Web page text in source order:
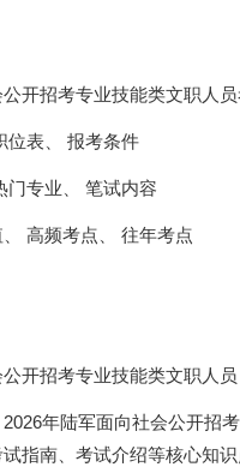
开招考专业技能类文职人员
位表、 报考条件
门专业、 笔试内容
高频考点、 往年考点
开招考专业技能类文职人
2026年陆军面向社会公开
指南、考试介绍等核心知